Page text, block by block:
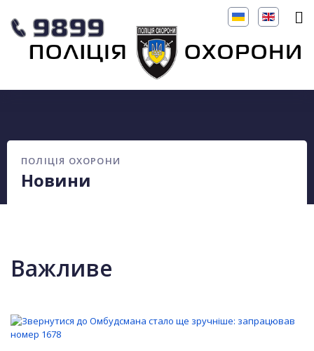
ПОЛІЦІЯ ОХОРОНИ
Новини
Важливе